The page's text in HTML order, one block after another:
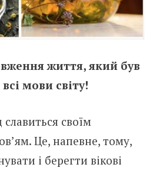
життя, який був
мови світу!
своїм
Це, напевне, тому,
і берегти вікові